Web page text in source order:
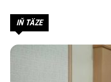
IŇ TÄZE